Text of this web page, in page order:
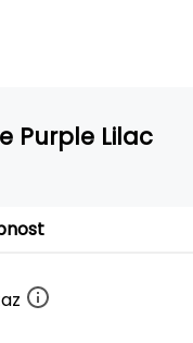
Purple Lilac